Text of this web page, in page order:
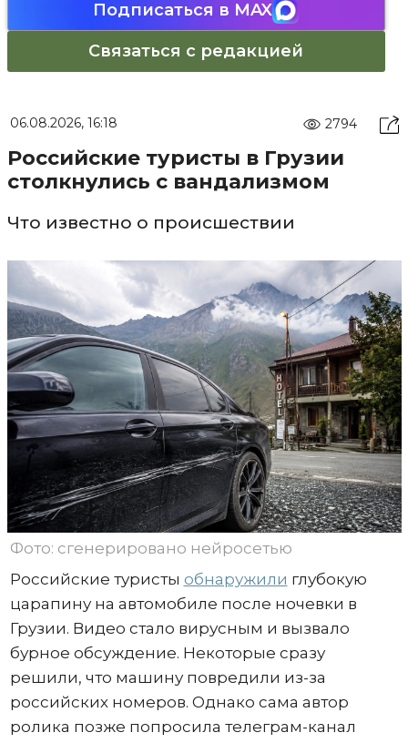
Подписаться в MAX
Связаться с редакцией
06.08.2026, 16:18 2794
Российские туристы в Грузии
столкнулись с вандализмом
Что известно о происшествии
Фото: сгенерировано нейросетью
Российские туристы обнаружили глубокую
царапину на автомобиле после ночевки в
Грузии. Видео стало вирусным и вызвало
бурное обсуждение. Некоторые сразу
решили, что машину повредили из-за
российских номеров. Однако сама автор
ролика позже попросила телеграм-канал